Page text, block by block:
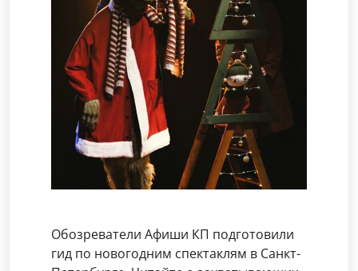
Обозреватели Афиши КП подготовили
гид по новогодним спектаклям в Санкт-